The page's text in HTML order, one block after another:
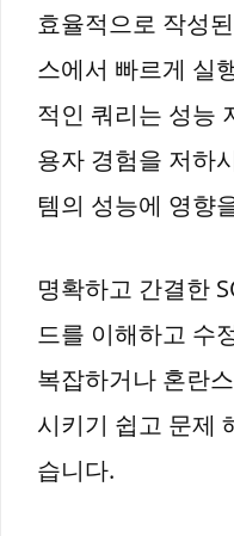
효율적으로 작성
스에서 빠르게 실
적인 쿼리는 성능
용자 경험을 저하
템의 성능에 영향
명확하고 간결한
드를 이해하고 수
복잡하거나 혼란
시키기 쉽고 문제
습니다.